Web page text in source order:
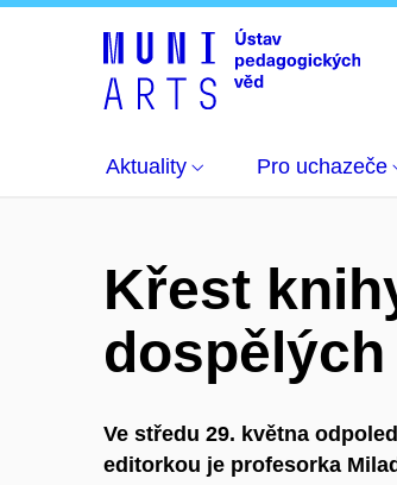
Aktuality Pro uchazeče
Křest
dospělých
Ve středu 29. května
editorkou je profesorka